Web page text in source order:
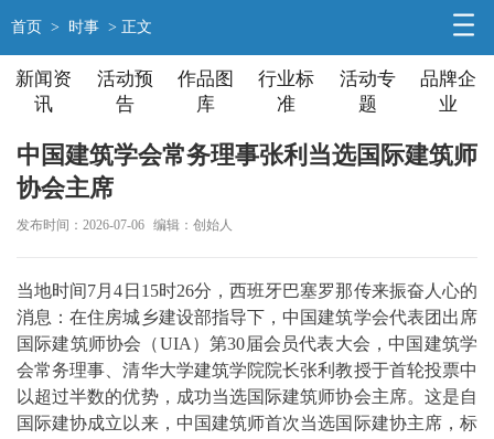
首页 > 时事 > 正文
新闻资
讯
活动预
告
作品图
库
行业标
准
活动专
题
品牌企
业
中国建筑学会常务理事张利当选国际建筑师
协会主席
发布时间：2026-07-06 编辑：创始人
当地时间7月4日15时26分，西班牙巴塞罗那传来振奋人心的
消息：在住房城乡建设部指导下， 中国建筑学会代表团出席
国际建筑师协会（UIA）第30届会员代表大会，中国建筑学
会常务理事、清华大学建筑学院院长张利教授于首轮投票中
以超过半数的优势，成功当选国际建筑师协会主席。这是自
国际建协成立以来，中国建筑师首次当选国际建协主席，标